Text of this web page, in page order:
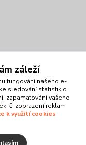
záleží
fungování našeho e-
sledování statistik o
zapamatování vašeho
či zobrazení reklam
k využití cookies